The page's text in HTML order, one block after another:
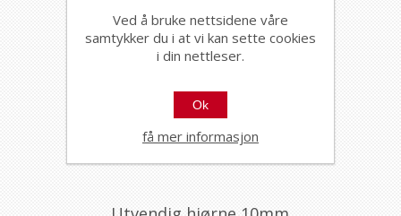
Ved å bruke nettsidene våre
samtykker du i at vi kan sette cookies
i din nettleser.
Ok
få mer informasjon